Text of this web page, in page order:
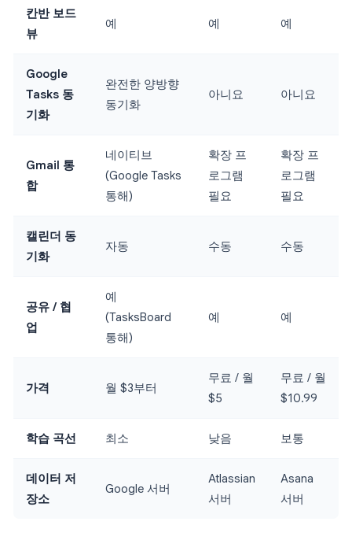
칸반 보드
뷰
예 예 예
Google
Tasks 동
기화
완전한 양방향
동기화
아니요 아니요
Gmail 통
합
네이티브
(Google Tasks
통해)
확장 프
로그램
필요
확장 프
로그램
필요
캘린더 동
기화
자동 수동 수동
공유 / 협
업
예
(TasksBoard
통해)
예 예
가격 월 $3부터
무료 / 월
$5
무료 / 월
$10.99
학습 곡선 최소 낮음 보통
데이터 저
장소
Google 서버
Atlassian
서버
Asana
서버